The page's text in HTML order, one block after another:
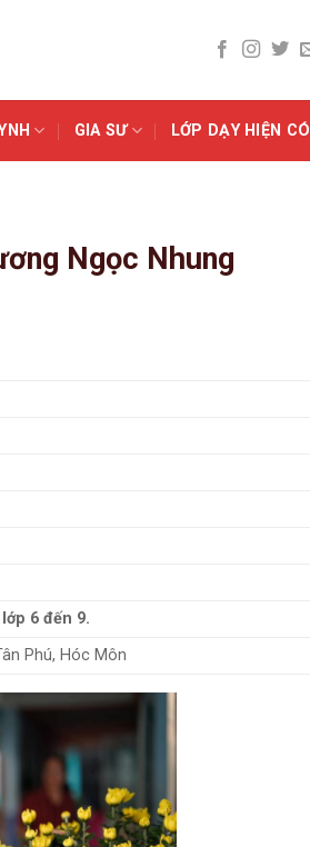
GIA SƯ LỚP DẠY HIỆN CÓ
Ngọc Nhung
lớp 6 đến 9.
Phú, Hóc Môn